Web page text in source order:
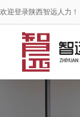
欢迎登录陕西智远人力！